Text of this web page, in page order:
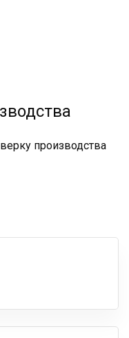
производства